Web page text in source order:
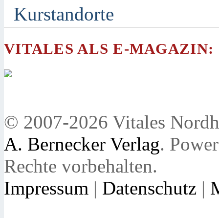
Kurstandorte
VITALES ALS E-MAGAZIN:
© 2007-2026 Vitales
A. Bernecker Verlag.
Rechte vorbehalten.
Impressum | Datenschutz |